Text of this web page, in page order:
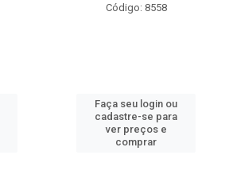
Código: 8558
Faça seu login ou
cadastre-se para
ver preços e
comprar